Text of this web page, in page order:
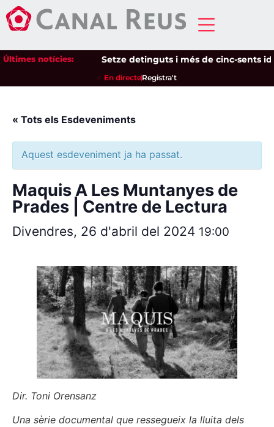
Últimes notícies: Setze detinguts i més de cinc-sents
En directeRegistra't
« Tots els Esdeveniments
Aquest esdeveniment ja ha passat.
Maquis A Les Muntanyes de
Prades | Centre de Lectura
Divendres, 26 d'abril del 2024 19:00
Dir. Toni Orensanz
Una sèrie documental que ressegueix la lluita dels